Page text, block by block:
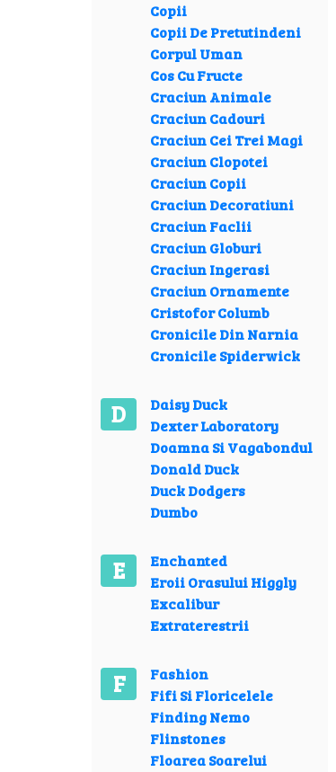
Copii
Copii De Pretutindeni
Corpul Uman
Cos Cu Fructe
Craciun Animale
Craciun Cadouri
Craciun Cei Trei Magi
Craciun Clopotei
Craciun Copii
Craciun Decoratiuni
Craciun Faclii
Craciun Globuri
Craciun Ingerasi
Craciun Ornamente
Cristofor Columb
Cronicile Din Narnia
Cronicile Spiderwick
D
Daisy Duck
Dexter Laboratory
Doamna Si Vagabondul
Donald Duck
Duck Dodgers
Dumbo
E
Enchanted
Eroii Orasului Higgly
Excalibur
Extraterestrii
F
Fashion
Fifi Si Floricelele
Finding Nemo
Flinstones
Floarea Soarelui